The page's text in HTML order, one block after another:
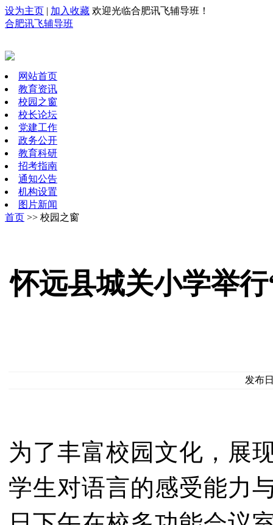
设为主页 | 加入收藏 欢迎光临合肥讯飞辅导班！
合肥讯飞辅导班
网站首页
教育资讯
校园之窗
校长论坛
党建工作
政务公开
教育科研
招考指南
通知公告
机构设置
图片新闻
首页 >> 校园之窗
怀远县城关小学举
发布
为了丰富校园文化，展
学生对语言的感受能力